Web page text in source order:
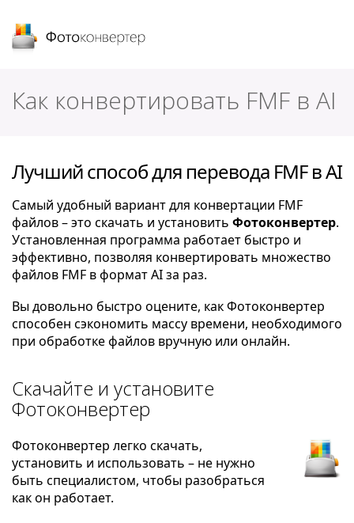
Как конвертировать FMF в AI
Лучший способ для перевода FMF в AI
Самый удобный вариант для конвертации FMF
файлов – это скачать и установить Фотоконвертер.
Установленная программа работает быстро и
эффективно, позволяя конвертировать множество
файлов FMF в формат AI за раз.
Вы довольно быстро оцените, как Фотоконвертер
способен сэкономить массу времени, необходимого
при обработке файлов вручную или онлайн.
Скачайте и установите
Фотоконвертер
Фотоконвертер легко скачать,
установить и использовать – не нужно
быть специалистом, чтобы разобраться
как он работает.